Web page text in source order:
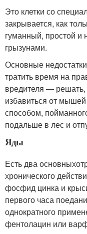
Это клетки со
закрывается, как
гуманный, простой и
грызунами.
Основные
тратить время на
вредителя — решать,
избавиться от
способом,
подальше в лес и
Яды
Есть два
хронического
фосфид цинка и
первого часа
однократного
фентолацин или